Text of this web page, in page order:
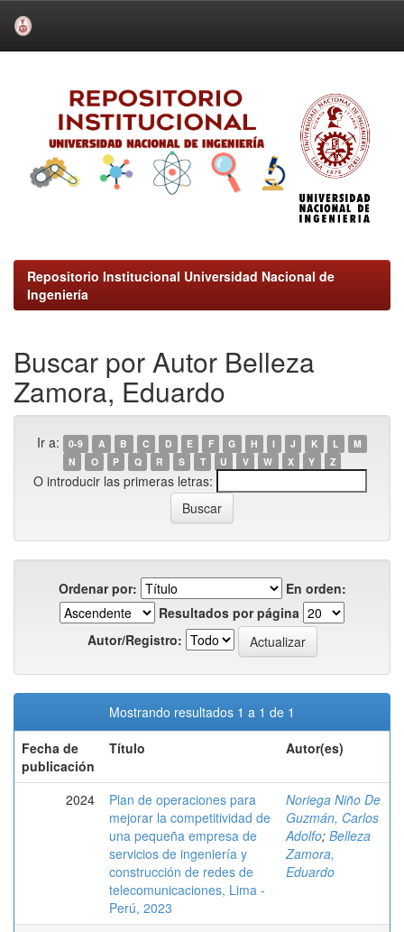
Repositorio Institucional Universidad Nacional de
Ingeniería
Buscar por Autor Belleza
Zamora, Eduardo
Ir a: 0-9 A B C D E F G H I J K L
M
N
O P Q R S T U V W X Y Z
O introducir las primeras letras:
Ordenar por:
En orden:
Resultados por página
Autor/Registro:
Mostrando resultados 1 a 1 de 1
Fecha de
publicación
Título Autor(es)
2024
Plan de operaciones para
mejorar la competitividad de
una pequeña empresa de
servicios de ingeniería y
construcción de redes de
telecomunicaciones, Lima -
Perú, 2023
Noriega Niño De
Guzmán, Carlos
Adolfo; Belleza
Zamora,
Eduardo